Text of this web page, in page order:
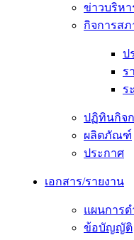
ข่าวบริห
กิจการสภ
ป
ร
ร
ปฏิทินกิจ
ผลิตภัณฑ์
ประกาศ
เอกสาร/รายงาน
แผนการด
ข้อบัญญัติ